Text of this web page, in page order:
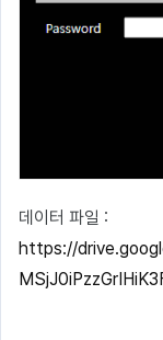
데이터 파일 :
https://